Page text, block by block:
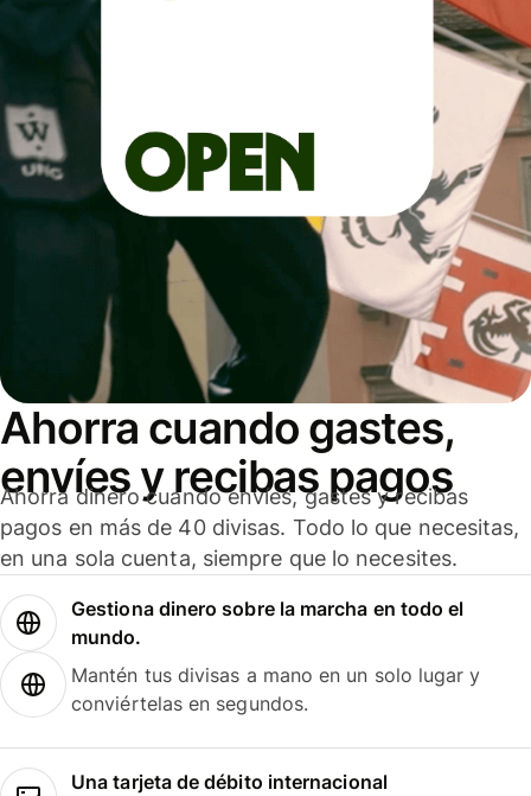
Ahorra cuando gastes,
envíes y recibas pagos
Ahorra dinero cuando envíes, gastes y recibas
pagos en más de 40 divisas. Todo lo que necesitas,
en una sola cuenta, siempre que lo necesites.
Gestiona dinero sobre la marcha en todo el
mundo.
Mantén tus divisas a mano en un solo lugar y
conviértelas en segundos.
Una tarjeta de débito internacional